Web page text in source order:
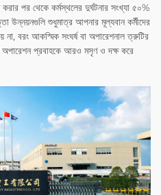
পর থেকে কর্মস্থলের দুর্ঘটনার সংখ্যা ৫০%
উন্নয়নগুলি শুধুমাত্র আপনার মূল্যবান কর্মীদের
বরং আকস্মিক সংঘর্ষ বা অপারেশনাল ত্রুটির
অপারেশন প্রবাহকে আরও মসৃণ ও দক্ষ করে